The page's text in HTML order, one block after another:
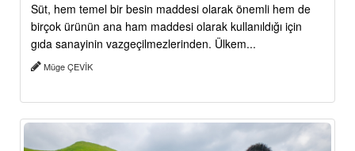
Süt, hem temel bir besin maddesi olarak önemli hem de
birçok ürünün ana ham maddesi olarak kullanıldığı için
gıda sanayinin vazgeçilmezlerinden. Ülkem...
Müge ÇEVİK